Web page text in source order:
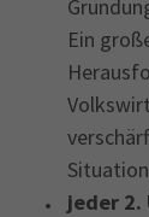
Ein
jeder 2.